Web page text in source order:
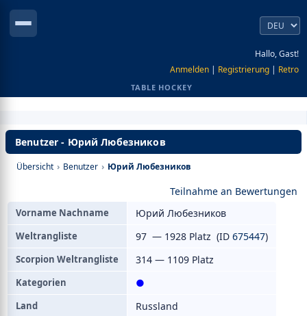
Hallo, Gast!
Anmelden | Registrierung | Retro
TABLE HOCKEY
Benutzer - Юрий Любезников
Übersicht › Benutzer › Юрий Любезников
Teilnahme an Bewertungen
Vorname Nachname Юрий Любезников
Weltrangliste 97 — 1928 Platz (ID 675447)
Scorpion Weltrangliste 314 — 1109 Platz
Kategorien ●
Land Russland